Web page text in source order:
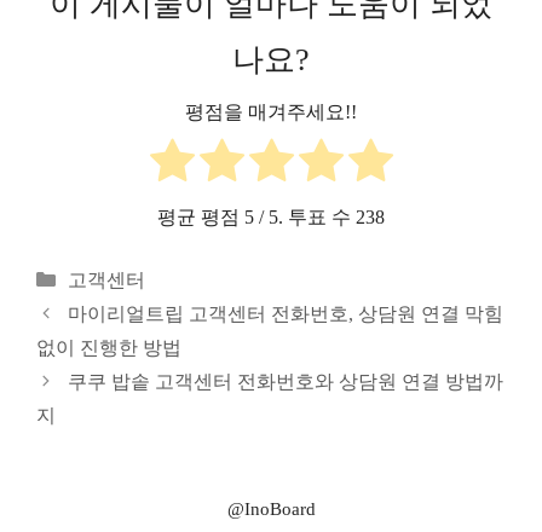
나요?
평점을 매겨주세요!!
평균 평점 5 / 5. 투표 수 238
카
테
리
고객센터
마이리얼트립 고객센터 전화번호, 상담원 연결 막힘
없이 진행한 방법
쿠쿠 밥솥 고객센터 전화번호와 상담원 연결 방법까
지
@InoBoard